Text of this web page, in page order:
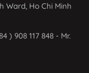
Ward, Ho Chi Minh
) 908 117 848 - Mr.